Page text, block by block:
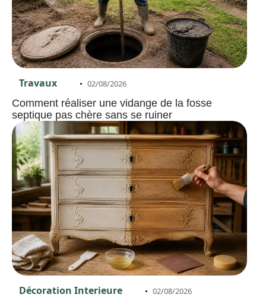
Travaux 02/08/2026
Comment réaliser une vidange de la fosse
septique pas chère sans se ruiner
Décoration Interieure 02/08/2026